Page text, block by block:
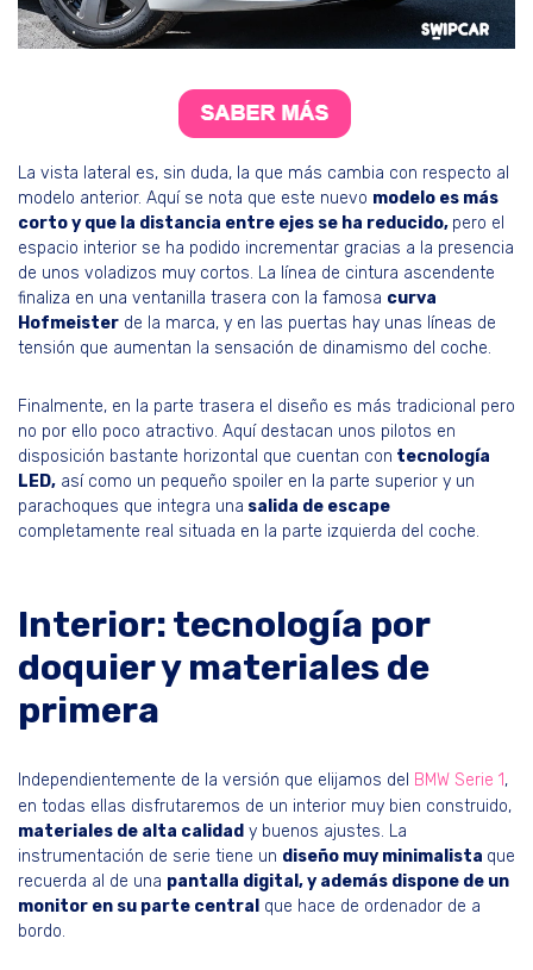
La vista lateral es, sin duda, la que más cambia con respecto al
modelo anterior. Aquí se nota que este nuevo modelo es más
corto y que la distancia entre ejes se ha reducido, pero el
espacio interior se ha podido incrementar gracias a la presencia
de unos voladizos muy cortos. La línea de cintura ascendente
finaliza en una ventanilla trasera con la famosa curva
Hofmeister de la marca, y en las puertas hay unas líneas de
tensión que aumentan la sensación de dinamismo del coche.
Finalmente, en la parte trasera el diseño es más tradicional pero
no por ello poco atractivo. Aquí destacan unos pilotos en
disposición bastante horizontal que cuentan con tecnología
LED, así como un pequeño spoiler en la parte superior y un
parachoques que integra una salida de escape
completamente real situada en la parte izquierda del coche.
Interior: tecnología por
doquier y materiales de
primera
Independientemente de la versión que elijamos del BMW Serie 1,
en todas ellas disfrutaremos de un interior muy bien construido,
materiales de alta calidad y buenos ajustes. La
instrumentación de serie tiene un diseño muy minimalista que
recuerda al de una pantalla digital, y además dispone de un
monitor en su parte central que hace de ordenador de a
bordo.